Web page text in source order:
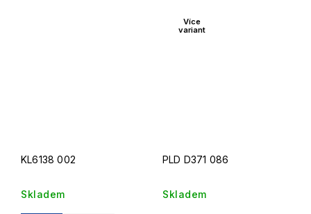
KL6138 002
Skladem
Více
variant
PLD D371 086
Skladem